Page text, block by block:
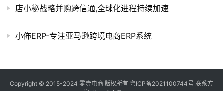
店小秘战略并购跨信通,全球化进程持续加速
小佈ERP-专注亚马逊跨境电商ERP系统
Copyright © 2015-2024 零壹电商 版权所有 粤ICP备2021100744号 联系方